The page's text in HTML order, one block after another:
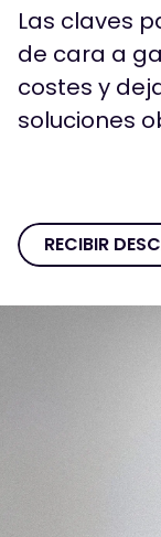
Las claves
de cara a
costes y
soluciones
RECIBIR